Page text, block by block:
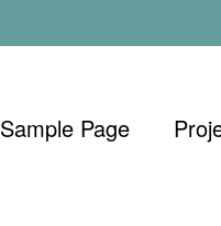
Sample Page